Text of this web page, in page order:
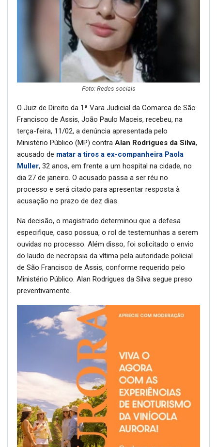
Foto: Redes sociais
O Juiz de Direito da 1ª Vara Judicial da Comarca de São
Francisco de Assis, João Paulo Maceis, recebeu, na
terça-feira, 11/02, a denúncia apresentada pelo
Ministério Público (MP) contra Alan Rodrigues da Silva,
acusado de matar a tiros a ex-companheira Paola
Muller, 32 anos, em frente a um hospital na cidade, no
dia 27 de janeiro. O acusado passa a ser réu no
processo e será citado para apresentar resposta à
acusação no prazo de dez dias.
Na decisão, o magistrado determinou que a defesa
especifique, caso possua, o rol de testemunhas a serem
ouvidas no processo. Além disso, foi solicitado o envio
do laudo de necropsia da vítima pela autoridade policial
de São Francisco de Assis, conforme requerido pelo
Ministério Público. Alan Rodrigues da Silva segue preso
preventivamente.